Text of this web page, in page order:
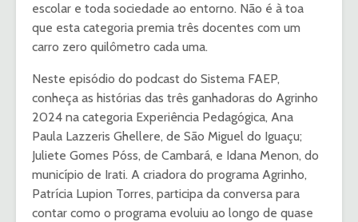
escolar e toda sociedade ao entorno. Não é à toa
que esta categoria premia três docentes com um
carro zero quilômetro cada uma.
Neste episódio do podcast do Sistema FAEP,
conheça as histórias das três ganhadoras do Agrinho
2024 na categoria Experiência Pedagógica, Ana
Paula Lazzeris Ghellere, de São Miguel do Iguaçu;
Juliete Gomes Póss, de Cambará, e Idana Menon, do
município de Irati. A criadora do programa Agrinho,
Patrícia Lupion Torres, participa da conversa para
contar como o programa evoluiu ao longo de quase